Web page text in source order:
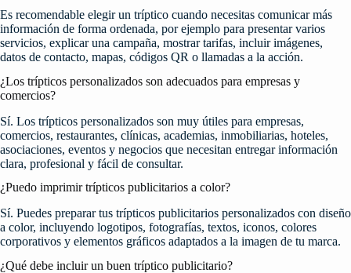
Es recomendable elegir un tríptico cuando necesitas comunicar más
información de forma ordenada, por ejemplo para presentar varios
servicios, explicar una campaña, mostrar tarifas, incluir imágenes,
datos de contacto, mapas, códigos QR o llamadas a la acción.
¿Los trípticos personalizados son adecuados para empresas y
comercios?
Sí. Los trípticos personalizados son muy útiles para empresas,
comercios, restaurantes, clínicas, academias, inmobiliarias, hoteles,
asociaciones, eventos y negocios que necesitan entregar información
clara, profesional y fácil de consultar.
¿Puedo imprimir trípticos publicitarios a color?
Sí. Puedes preparar tus trípticos publicitarios personalizados con diseño
a color, incluyendo logotipos, fotografías, textos, iconos, colores
corporativos y elementos gráficos adaptados a la imagen de tu marca.
¿Qué debe incluir un buen tríptico publicitario?